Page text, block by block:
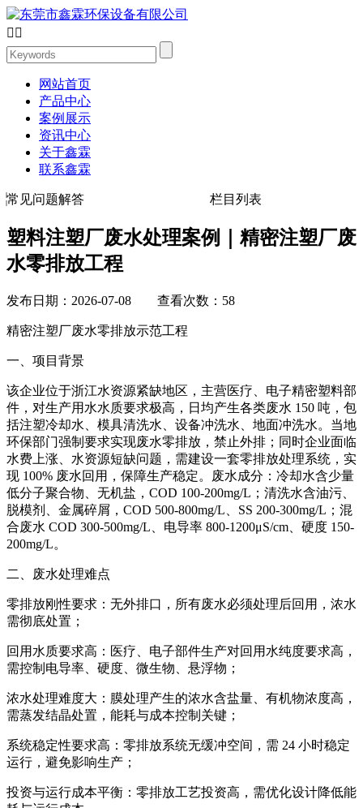
 
网站首页
产品中心
案例展示
资讯中心
关于鑫霖
联系鑫霖
常见问题解答 栏目列表
塑料注塑厂废水处理案例｜精密注塑厂废
水零排放工程
发布日期：2026-07-08 查看次数：58
精密注塑厂废水零排放示范工程
一、项目背景
该企业位于浙江水资源紧缺地区，主营医疗、电子精密塑料部
件，对生产用水水质要求极高，日均产生各类废水 150 吨，包
括注塑冷却水、模具清洗水、设备冲洗水、地面冲洗水。当地
环保部门强制要求实现废水零排放，禁止外排；同时企业面临
水费上涨、水资源短缺问题，需建设一套零排放处理系统，实
现 100% 废水回用，保障生产稳定。废水成分：冷却水含少量
低分子聚合物、无机盐，COD 100-200mg/L；清洗水含油污、
脱模剂、金属碎屑，COD 500-800mg/L、SS 200-300mg/L；混
合废水 COD 300-500mg/L、电导率 800-1200μS/cm、硬度 150-
200mg/L。
二、废水处理难点
零排放刚性要求：无外排口，所有废水必须处理后回用，浓水
需彻底处置；
回用水质要求高：医疗、电子部件生产对回用水纯度要求高，
需控制电导率、硬度、微生物、悬浮物；
浓水处理难度大：膜处理产生的浓水含盐量、有机物浓度高，
需蒸发结晶处置，能耗与成本控制关键；
系统稳定性要求高：零排放系统无缓冲空间，需 24 小时稳定
运行，避免影响生产；
投资与运行成本平衡：零排放工艺投资高，需优化设计降低能